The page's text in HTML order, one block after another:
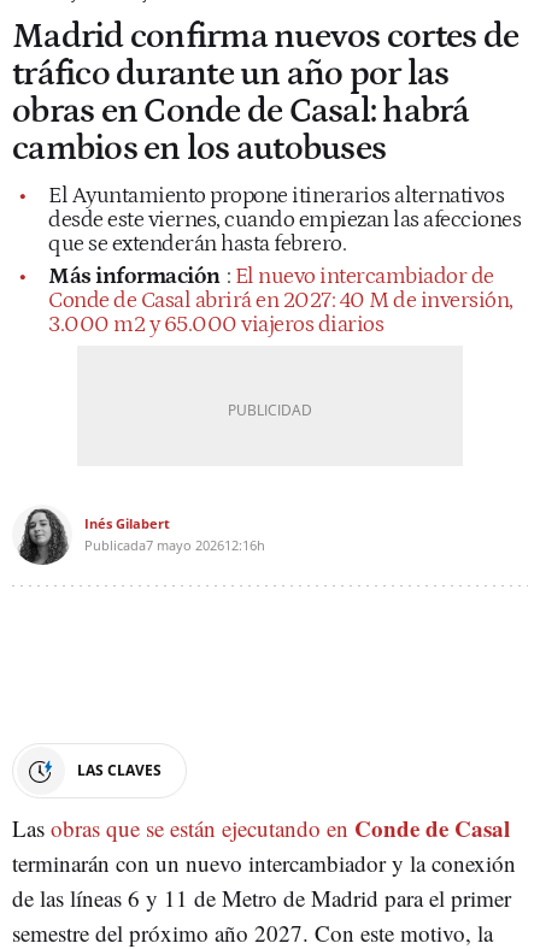
Madrid confirma nuevos cortes de
tráfico durante un año por las
obras en Conde de Casal: habrá
cambios en los autobuses
El Ayuntamiento propone itinerarios alternativos
desde este viernes, cuando empiezan las afecciones
que se extenderán hasta febrero.
Más información : El nuevo intercambiador de
Conde de Casal abrirá en 2027: 40 M de inversión,
3.000 m2 y 65.000 viajeros diarios
Inés Gilabert
Publicada7 mayo 202612:16h
LAS CLAVES
Las obras que se están ejecutando en Conde de Casal
terminarán con un nuevo intercambiador y la conexión
de las líneas 6 y 11 de Metro de Madrid para el primer
semestre del próximo año 2027. Con este motivo, la